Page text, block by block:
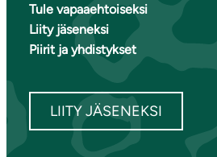
Tule vapaaehtoiseksi
Liity jäseneksi
Piirit ja yhdistykset
LIITY JÄSENEKSI